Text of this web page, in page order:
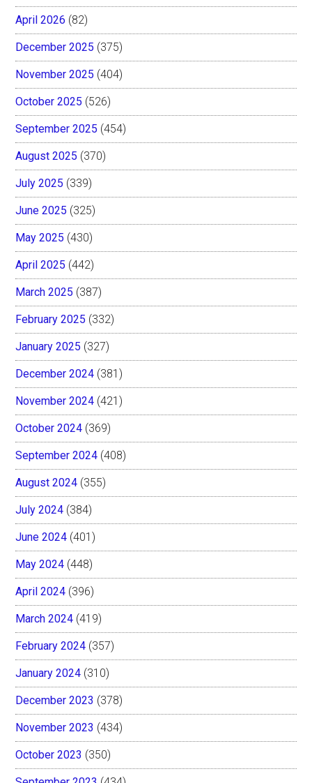
April 2026 (82)
December 2025 (375)
November 2025 (404)
October 2025 (526)
September 2025 (454)
August 2025 (370)
July 2025 (339)
June 2025 (325)
May 2025 (430)
April 2025 (442)
March 2025 (387)
February 2025 (332)
January 2025 (327)
December 2024 (381)
November 2024 (421)
October 2024 (369)
September 2024 (408)
August 2024 (355)
July 2024 (384)
June 2024 (401)
May 2024 (448)
April 2024 (396)
March 2024 (419)
February 2024 (357)
January 2024 (310)
December 2023 (378)
November 2023 (434)
October 2023 (350)